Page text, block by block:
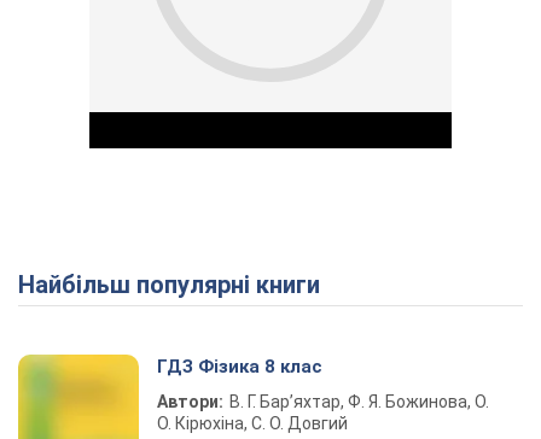
Play Video
Найбільш популярні книги
ГДЗ Фізика 8 клас
Автори: В. Г. Бар’яхтар, Ф. Я. Божинова, О.
О. Кірюхіна, С. О. Довгий